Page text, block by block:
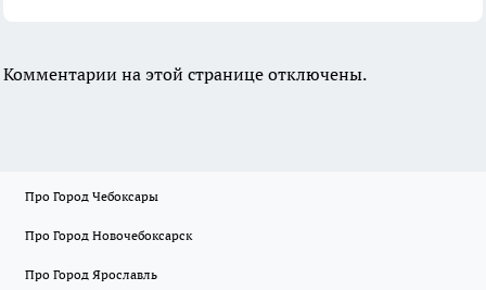
Комментарии на этой странице отключены.
Про Город Чебоксары
Про Город Новочебоксарск
Про Город Ярославль